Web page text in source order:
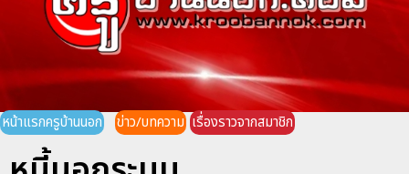
หน้าแรกครูบ้านนอก ข่าว/บทความ เรื่องราวจากสมาชิก